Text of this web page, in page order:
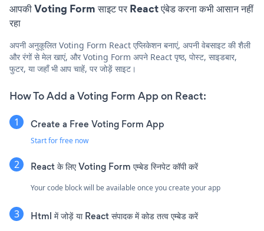
आपकी Voting Form साइट पर React एंबेड करना कभी आसान नहीं
रहा
अपनी अनुकूलित Voting Form React एप्लिकेशन बनाएं, अपनी वेबसाइट की शैली
और रंगों से मेल खाएं, और Voting Form अपने React पृष्ठ, पोस्ट, साइडबार,
फुटर, या जहाँ भी आप चाहें, पर जोड़ें साइट।
How To Add a Voting Form App on React:
Create a Free Voting Form App
Start for free now
React के लिए Voting Form एम्बेड स्निपेट कॉपी करें
Your code block will be available once you create your app
Html में जोड़ें या React संपादक में कोड तत्व एम्बेड करें